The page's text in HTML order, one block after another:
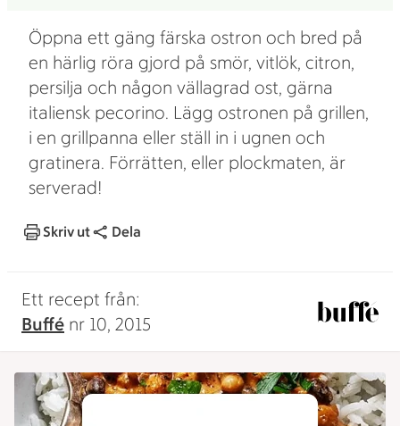
Öppna ett gäng färska ostron och bred på
en härlig röra gjord på smör, vitlök, citron,
persilja och någon vällagrad ost, gärna
italiensk pecorino. Lägg ostronen på grillen,
i en grillpanna eller ställ in i ugnen och
gratinera. Förrätten, eller plockmaten, är
serverad!
Skriv ut Dela
Ett recept från:
Buffé nr 10, 2015